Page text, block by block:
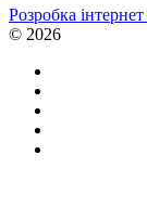
Розробка
© 2026